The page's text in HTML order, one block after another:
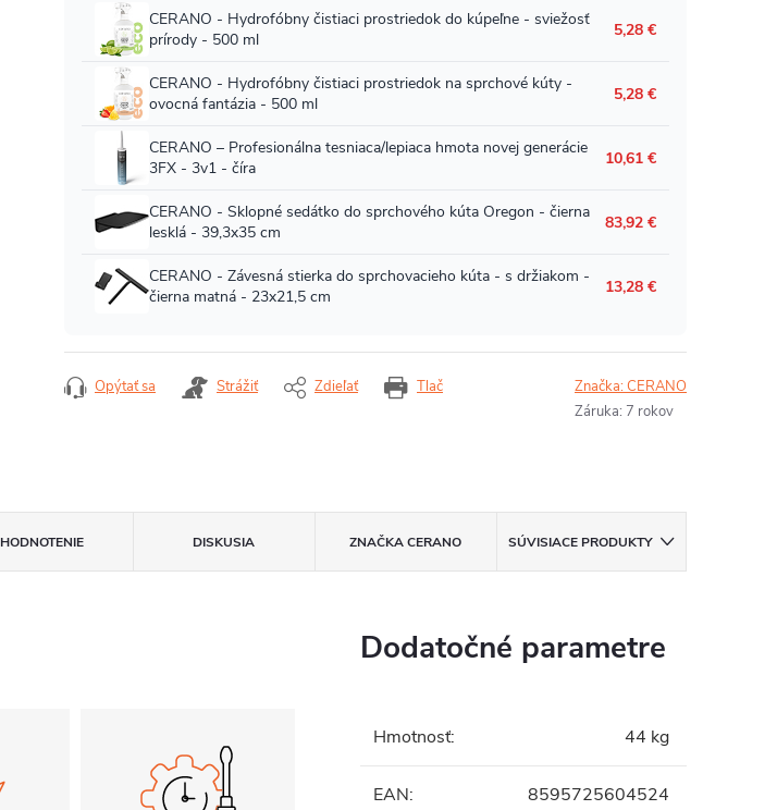
Tlač
Opýtať sa Strážiť Zdieľať Značka:CERANO
Záruka: 7 rokov
HODNOTENIE DISKUSIA ZNAČKACERANO SÚVISIACE PRODUKTY
Dodatočné parametre
Hmotnosť: 44 kg
EAN: 8595725604524